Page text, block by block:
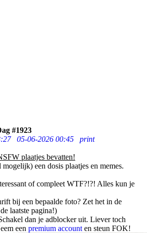
#1923
05-06-2026 00:45
print
plaatjes bevatten!
een dosis plaatjes en memes.
of compleet WTF?!?! Alles kun je
bij een bepaalde foto? Zet het in de
laatste pagina!)
dan je adblocker uit. Liever toch
een premium account en steun FOK!